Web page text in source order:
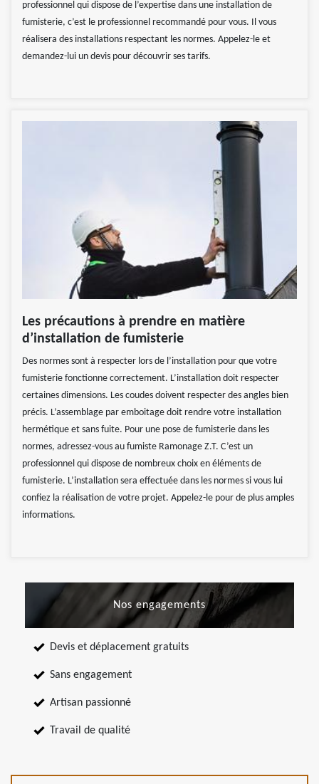
professionnel qui dispose de l’expertise dans une installation de
fumisterie, c’est le professionnel recommandé pour vous. Il vous
réalisera des installations respectant les normes. Appelez-le et
demandez-lui un devis pour découvrir ses tarifs.
Les précautions à prendre en matière
d’installation de fumisterie
Des normes sont à respecter lors de l’installation pour que votre
fumisterie fonctionne correctement. L’installation doit respecter
certaines dimensions. Les coudes doivent respecter des angles bien
précis. L’assemblage par emboitage doit rendre votre installation
hermétique et sans fuite. Pour une pose de fumisterie dans les
normes, adressez-vous au fumiste Ramonage Z.T. C’est un
professionnel qui dispose de nombreux choix en éléments de
fumisterie. L’installation sera effectuée dans les normes si vous lui
confiez la réalisation de votre projet. Appelez-le pour de plus amples
informations.
Nos engagements
Devis et déplacement gratuits
Sans engagement
Artisan passionné
Travail de qualité